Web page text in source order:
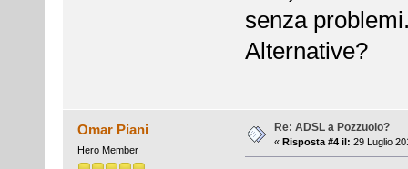
senza
Alternative?
Omar Piani
Hero Member
Re: ADSL a Pozzuolo?
« Risposta #4 il: 29 Luglio